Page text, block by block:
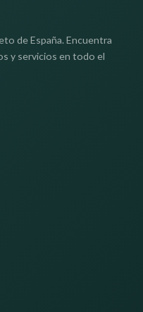
de España. Encuentra
y servicios en todo el